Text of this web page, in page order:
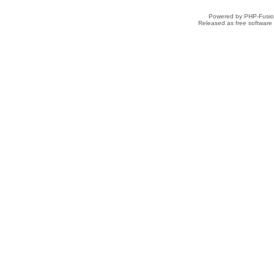
Powered by PHP-
Released as free